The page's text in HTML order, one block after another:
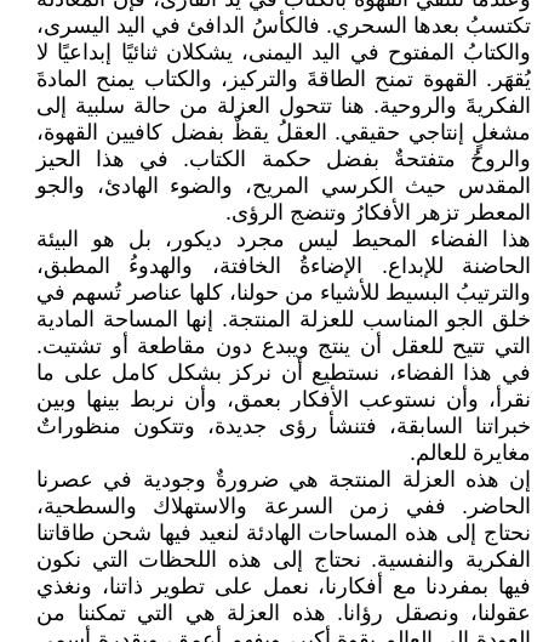
تكتسبُ بعدها السحري. فالكأسُ الدافئ في اليد اليسرى،
والكتابُ المفتوح في اليد اليمنى، يشكلان ثنائيًا إبداعيًا لا
يُقهَر. القهوة تمنح الطاقةَ والتركيز، والكتاب يمنح المادةَ
الفكريةَ والروحية. هنا تتحول العزلة من حالة سلبية إلى
مشغلٍ إنتاجي حقيقي. العقلُ يقظٌ بفضل كافيين القهوة،
والروحُ متفتحةٌ بفضل حكمة الكتاب. في هذا الحيز
المقدس حيث الكرسي المريح، والضوء الهادئ، والجو
المعطر تزهر الأفكارُ وتنضج الرؤى.
هذا الفضاء المحيط ليس مجرد ديكور، بل هو البيئة
الحاضنة للإبداع. الإضاءةُ الخافتة، والهدوءُ المطبق،
والترتيبُ البسيط للأشياء من حولنا، كلها عناصر تُسهم في
خلق الجو المناسب للعزلة المنتجة. إنها المساحة المادية
التي تتيح للعقل أن ينتج ويبدع دون مقاطعة أو تشتيت.
في هذا الفضاء، نستطيع أن نركز بشكل كامل على ما
نقرأ، وأن نستوعب الأفكار بعمق، وأن نربط بينها وبين
خبراتنا السابقة، فتنشأ رؤى جديدة، وتتكون منظوراتٌ
مغايرة للعالم.
إن هذه العزلة المنتجة هي ضرورةٌ وجودية في عصرنا
الحاضر. ففي زمن السرعة والاستهلاك والسطحية،
نحتاج إلى هذه المساحات الهادئة لنعيد فيها شحن طاقاتنا
الفكرية والنفسية. نحتاج إلى هذه اللحظات التي نكون
فيها بمفردنا مع أفكارنا، نعمل على تطوير ذاتنا، ونغذي
عقولنا، ونصقل رؤانا. هذه العزلة هي التي تمكننا من